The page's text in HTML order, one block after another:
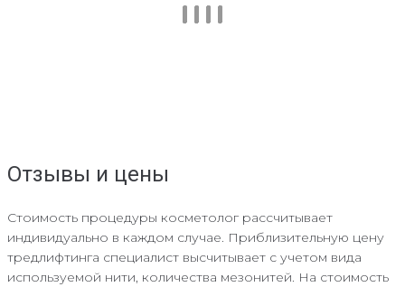
Отзывы и цены
Стоимость процедуры косметолог рассчитывает
индивидуально в каждом случае. Приблизительную цену
тредлифтинга специалист высчитывает с учетом вида
используемой нити, количества мезонитей. На стоимость